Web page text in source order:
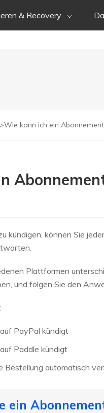
& Recovery
Wie kann ich ein
kündigen, können Sie
Plattformen
und folgen Sie den
PayPal kündigt
Paddle kündigt
Bestellung automatisch
ein